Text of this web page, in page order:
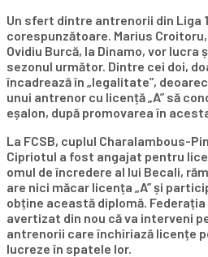
Un sfert dintre antrenorii din Liga
corespunzătoare. Marius
Ovidiu Burcă, la Dinamo, vor lucra
sezonul următor. Dintre cei doi,
încadrează în „legalitate”,
unui antrenor cu licență „A” să
eșalon, după promovarea în
La FCSB, cuplul Charalambous-
Cipriotul a fost angajat pentru
omul de încredere al lui Becali,
are nici măcar licența „A” și
obține această diplomă. Federația
avertizat din nou că va interveni
antrenorii care închiriază licențe
lucreze în spatele lor.